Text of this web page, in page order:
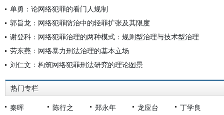
单勇：论网络犯罪的看门人规制
郭旨龙：网络犯罪防治中的轻罪扩张及其限度
谢登科：网络犯罪治理的两种模式：规则型治理与技术型治理
劳东燕：网络暴力刑法治理的基本立场
刘仁文：构筑网络犯罪刑法研究的理论图景
热门专栏
秦晖 陈行之 郑永年 龙应台
丁学良